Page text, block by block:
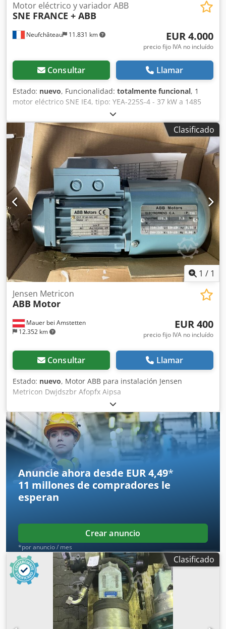
Neufchâteau 11.831 km
Motor eléctrico y variador ABB
SNE FRANCE + ABB
EUR 4.000
precio fijo IVA no incluído
Consultar Llamar
Estado: nuevo, Funcionalidad: totalmente funcional, 1
motor eléctrico SNE IE4, tipo: YEA-225S-4 - 37 kW a 1485
rpm, 400 voltios, Dsdpoxp Hmyofx Aipewa - peso: 390 kg 1
variador de velocidad ABB: ACS580-01-073A-4J400
Clasificado
1 / 1
Mauer bei Amstetten
12.352 km
Jensen Metricon
ABB Motor
EUR 400
precio fijo IVA no incluído
Consultar Llamar
Estado: nuevo, Motor ABB para instalación Jensen
Metricon Dwjdszbr Afopfx Aipsa
Anuncie ahora desde EUR 4,49*
11 millones de compradores le
esperan
Crear anuncio
*por anuncio / mes
Clasificado